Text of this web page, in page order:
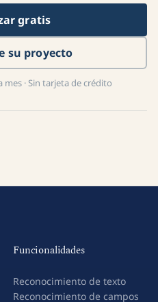
gratis
su proyecto
· Sin tarjeta de crédito
Funcionalidades
Reconocimiento de texto
Reconocimiento de campos